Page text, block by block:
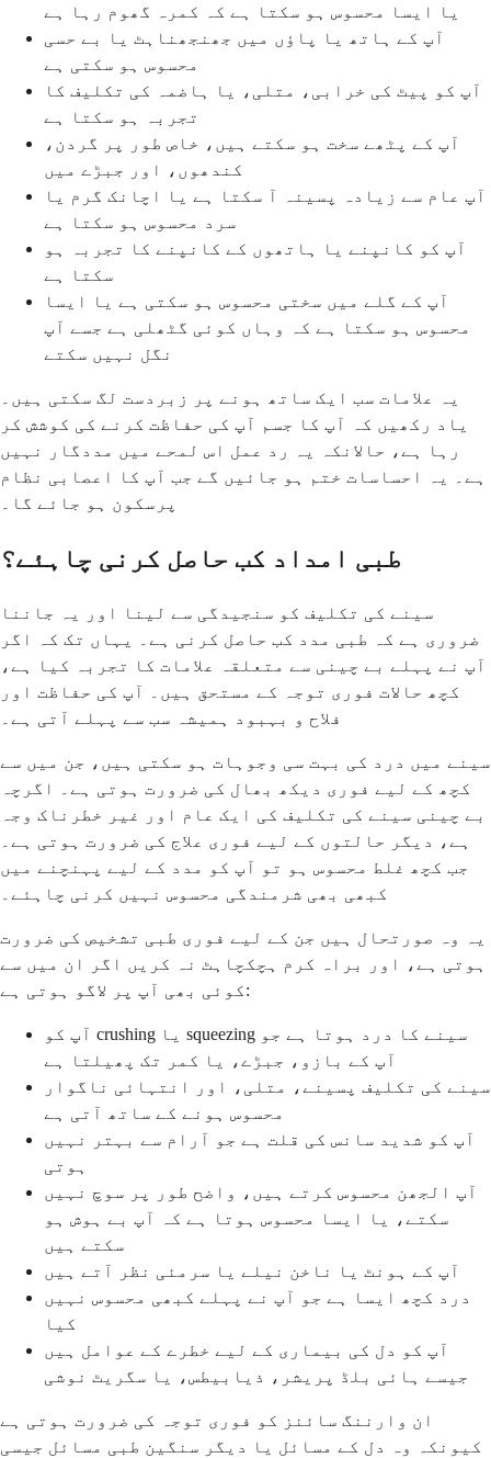
یا ایسا محسوس ہو سکتا ہے کہ کمرہ گھوم رہا ہے
آپ کے ہاتھ یا پاؤں میں جھنجھناہٹ یا بے حسی
محسوس ہو سکتی ہے
آپ کو پیٹ کی خرابی، متلی، یا ہاضمہ کی تکلیف کا
تجربہ ہو سکتا ہے
آپ کے پٹھے سخت ہو سکتے ہیں، خاص طور پر گردن،
کندھوں، اور جبڑے میں
آپ عام سے زیادہ پسینہ آ سکتا ہے یا اچانک گرم یا
سرد محسوس ہو سکتا ہے
آپ کو کانپنے یا ہاتھوں کے کانپنے کا تجربہ ہو
سکتا ہے
آپ کے گلے میں سختی محسوس ہو سکتی ہے یا ایسا
محسوس ہو سکتا ہے کہ وہاں کوئی گٹھلی ہے جسے آپ
نگل نہیں سکتے
یہ علامات سب ایک ساتھ ہونے پر زبردست لگ سکتی ہیں۔
یاد رکھیں کہ آپ کا جسم آپ کی حفاظت کرنے کی کوشش کر
رہا ہے، حالانکہ یہ رد عمل اس لمحے میں مددگار نہیں
ہے۔ یہ احساسات ختم ہو جائیں گے جب آپ کا اعصابی نظام
پرسکون ہو جائے گا۔
طبی امداد کب حاصل کرنی چاہئے؟
سینے کی تکلیف کو سنجیدگی سے لینا اور یہ جاننا
ضروری ہے کہ طبی مدد کب حاصل کرنی ہے۔ یہاں تک کہ اگر
آپ نے پہلے بے چینی سے متعلقہ علامات کا تجربہ کیا ہے،
کچھ حالات فوری توجہ کے مستحق ہیں۔ آپ کی حفاظت اور
فلاح و بہبود ہمیشہ سب سے پہلے آتی ہے۔
سینے میں درد کی بہت سی وجوہات ہو سکتی ہیں، جن میں سے
کچھ کے لیے فوری دیکھ بھال کی ضرورت ہوتی ہے۔ اگرچہ
بے چینی سینے کی تکلیف کی ایک عام اور غیر خطرناک وجہ
ہے، دیگر حالتوں کے لیے فوری علاج کی ضرورت ہوتی ہے۔
جب کچھ غلط محسوس ہو تو آپ کو مدد کے لیے پہنچنے میں
کبھی بھی شرمندگی محسوس نہیں کرنی چاہئے۔
یہ وہ صورتحال ہیں جن کے لیے فوری طبی تشخیص کی ضرورت
ہوتی ہے، اور براہ کرم ہچکچاہٹ نہ کریں اگر ان میں سے
کوئی بھی آپ پر لاگو ہوتی ہے:
آپ کو crushing یا squeezing سینے کا درد ہوتا ہے جو
آپ کے بازو، جبڑے، یا کمر تک پھیلتا ہے
سینے کی تکلیف پسینے، متلی، اور انتہائی ناگوار
محسوس ہونے کے ساتھ آتی ہے
آپ کو شدید سانس کی قلت ہے جو آرام سے بہتر نہیں
ہوتی
آپ الجھن محسوس کرتے ہیں، واضح طور پر سوچ نہیں
سکتے، یا ایسا محسوس ہوتا ہے کہ آپ بے ہوش ہو
سکتے ہیں
آپ کے ہونٹ یا ناخن نیلے یا سرمئی نظر آتے ہیں
درد کچھ ایسا ہے جو آپ نے پہلے کبھی محسوس نہیں
کیا
آپ کو دل کی بیماری کے لیے خطرے کے عوامل ہیں
جیسے ہائی بلڈ پریشر، ذیابیطس، یا سگریٹ نوشی
ان وارننگ سائنز کو فوری توجہ کی ضرورت ہوتی ہے
کیونکہ وہ دل کے مسائل یا دیگر سنگین طبی مسائل جیسی